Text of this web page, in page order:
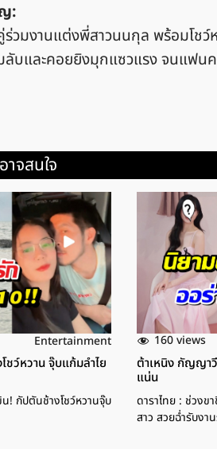
:
วมงานแต่งพี่สาวนนกุล พร้อมโชว์
บและคอยยิงมุกแซวแรง จนแฟน
จสนใจ
Entertainment
ว์หวาน จุ๊บแก้มลำไย
! กัปตันช้างโชว์หวานจุ๊บ
160 views
ต้าเหนิง กัญญา
แน่น
ดาราไทย : ช่วงข
สาว สวยฉ่ำรับงา